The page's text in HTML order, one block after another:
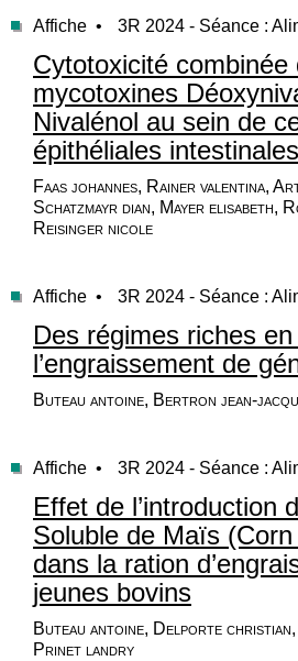
Affiche • 3R 2024 - Séance :
Cytotoxicité combinée
mycotoxines
Nivalénol au sein de
épithéliales
Faas johannes, Rainer valentina,
Schatzmayr dian, Mayer elisabeth,
Reisinger nicole
Affiche • 3R 2024 - Séance :
Des régimes riches
l’engraissement de
Buteau antoine, Bertron jean-
Affiche • 3R 2024 - Séance :
Effet de l’introduction
Soluble de Maïs
dans la ration
jeunes bovins
Buteau antoine, Delporte
Prinet landry